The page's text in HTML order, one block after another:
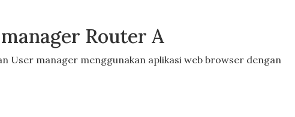
Router A
User manager menggunakan aplikasi web browser dengan